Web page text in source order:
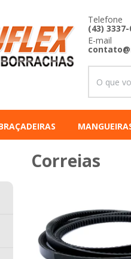
Telefone
(43) 3337-
E-mail
Correias